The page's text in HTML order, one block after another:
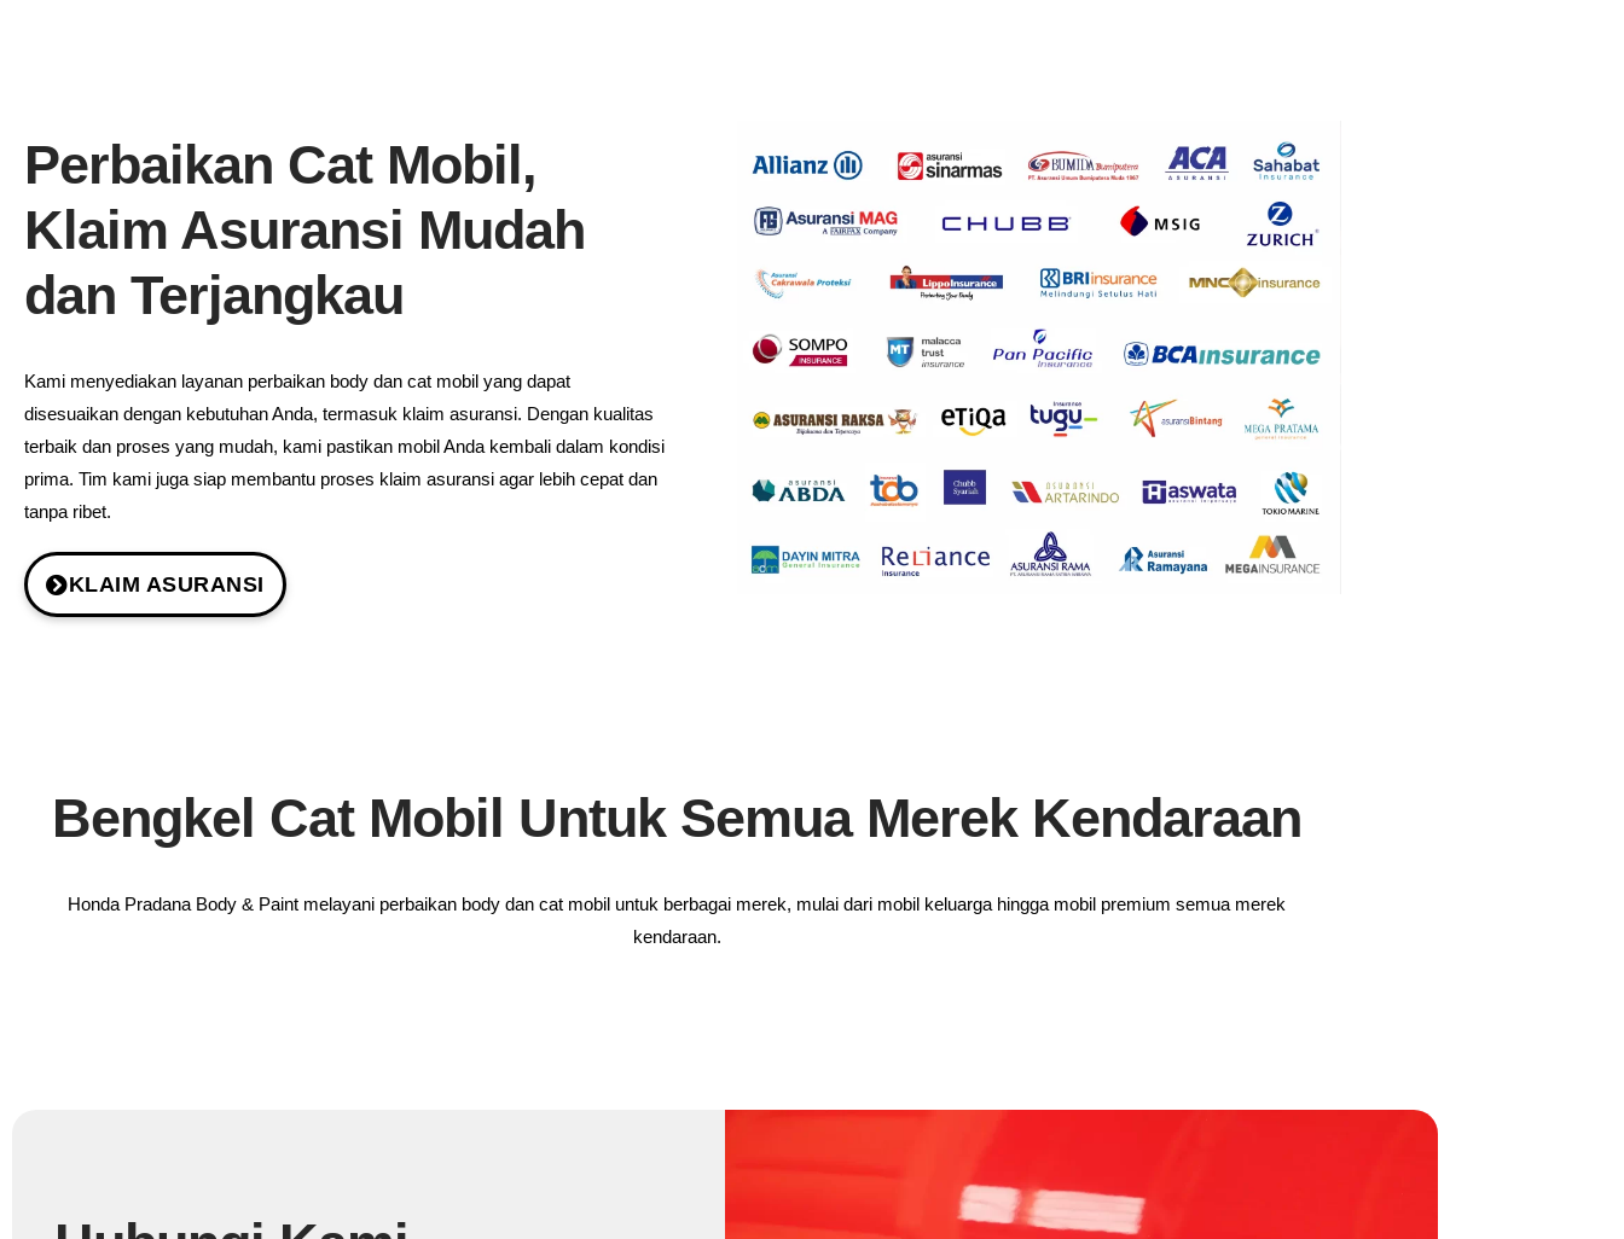
Perbaikan Cat Mobil,
Klaim Asuransi Mudah
dan Terjangkau
Kami menyediakan layanan perbaikan body dan cat mobil yang dapat
disesuaikan dengan kebutuhan Anda, termasuk klaim asuransi. Dengan kualitas
terbaik dan proses yang mudah, kami pastikan mobil Anda kembali dalam kondisi
prima. Tim kami juga siap membantu proses klaim asuransi agar lebih cepat dan
tanpa ribet.
KLAIM ASURANSI
Bengkel Cat Mobil Untuk Semua Merek Kendaraan
Honda Pradana Body & Paint melayani perbaikan body dan cat mobil untuk berbagai merek, mulai dari mobil keluarga hingga mobil premium semua merek
kendaraan.